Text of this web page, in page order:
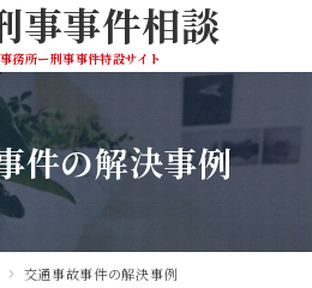
事事件相談
務所ー刑事事件特設サイト
件の解決事例
交通事故事件の解決事例